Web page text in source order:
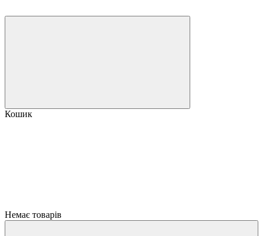
Кошик
Немає товарів